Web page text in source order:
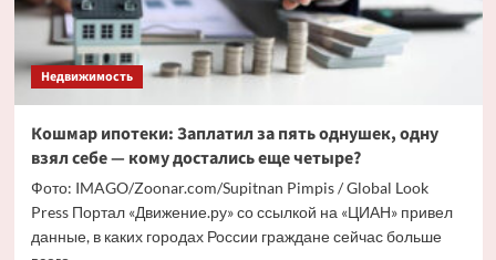
Недвижимость
Кошмар ипотеки: Заплатил за пять однушек, одну
взял себе — кому достались еще четыре?
Фото: IMAGO/Zoonar.com/Supitnan Pimpis / Global Look
Press Портал «Движение.ру» со ссылкой на «ЦИАН» привел
данные, в каких городах России граждане сейчас больше